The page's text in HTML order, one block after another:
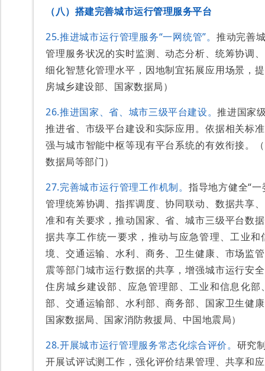
（八）搭建完善城市运行管理服务平台
25.推进城市运行管理服务“一网统管”。 推动完善
管理服务状况的实时监测、动态分析、统筹协调
细化智慧化管理水平，因地制宜拓展应用场景，
房城乡建设部、国家数据局）
26.推进国家、省、城市三级平台建设。推进国家
推进省、市级平台建设和实际应用。依据相关标
强与城市智能中枢等现有平台系统的有效衔接。
数据局等部门）
27.完善城市运行管理工作机制。 指导地方健全“
管理统筹协调、指挥调度、协同联动、数据共享
准和有关要求，推动国家、省、城市三级平台数
据共享工作统一要求，推动与应急管理、工业
境、交通运输、水利、商务、卫生健康、市场监
震等部门城市运行数据的共享，增强城市运行安
住房城乡建设部、应急管理部、工业和信息化
部、交通运输部、水利部、商务部、国家卫生健
国家数据局、国家消防救援局、中国地震局）
28.开展城市运行管理服务常态化综合评价。 研究
开展试评试测工作，强化评价结果管理、共享和